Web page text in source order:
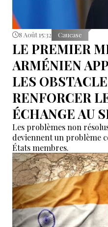
8 Août 15:32 Caucase
LE PREMIER
ARMÉNIEN
LES
RENFORCER
ÉCHANGE AU
Les problèmes non
deviennent un problème
États membres.